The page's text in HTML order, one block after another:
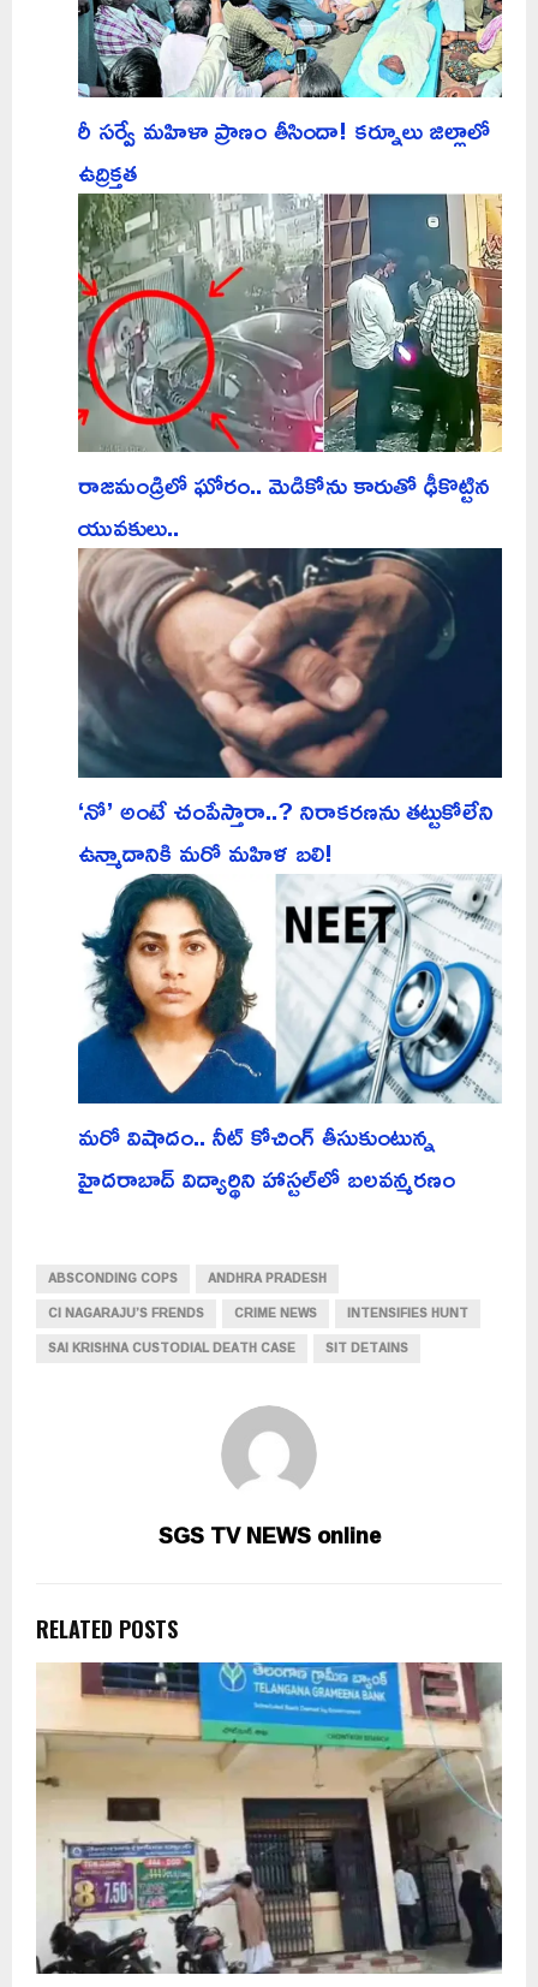
రీ సర్వే మహిళా ప్రాణం తీసిందా! కర్నూలు జిల్లాలో
ఉద్రిక్తత
రాజమండ్రిలో ఘోరం.. మెడికోను కారుతో ఢీకొట్టిన
యువకులు..
‘నో’ అంటే చంపేస్తారా..? నిరాకరణను తట్టుకోలేని
ఉన్మాదానికి మరో మహిళ బలి!
మరో విషాదం.. నీట్ కోచింగ్ తీసుకుంటున్న
హైదరాబాద్ విద్యార్థిని హాస్టల్‌లో బలవన్మరణం
ABSCONDING COPS
ANDHRA PRADESH
CI NAGARAJU’S FRENDS
CRIME NEWS
INTENSIFIES HUNT
SAI KRISHNA CUSTODIAL DEATH CASE
SIT DETAINS
SGS TV NEWS online
RELATED POSTS